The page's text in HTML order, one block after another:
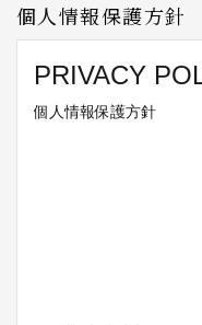
個人情報保護方針